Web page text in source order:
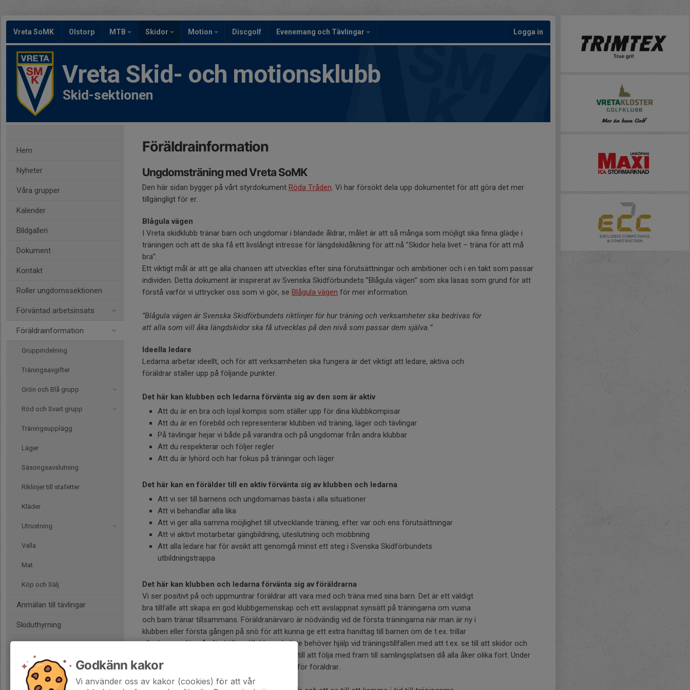
Vreta SoMK Olstorp MTB Skidor Motion Discgolf Evenemang och Tävlingar Logga in
Vreta Skid- och motionsklubb
Skid-sektionen
Hem
Nyheter
Våra grupper
Kalender
Bildgalleri
Dokument
Kontakt
Roller ungdomssektionen
Förväntad arbetsinsats
Föräldrainformation
Gruppindelning
Träningsavgifter
Grön och Blå grupp
Röd och Svart grupp
Träningsupplägg
Läger
Säsongsavslutning
Riklinjer till stafetter
Kläder
Utrustning
Valla
Mat
Köp och Sälj
Anmälan till tävlingar
Skiduthyrning
Tävlingskalendern
Föräldrainformation
Ungdomsträning med Vreta SoMK
Den här sidan bygger på vårt styrdokument Röda Tråden. Vi har försökt dela upp dokumentet för att göra det mer
tillgängligt för er.
Blågula vägen
I Vreta skidklubb tränar barn och ungdomar i blandade åldrar, målet är att så många som möjligt ska finna glädje i
träningen och att de ska få ett livslångt intresse för längdskidåkning för att nå ”Skidor hela livet – träna för att må
bra”.
Ett viktigt mål är att ge alla chansen att utvecklas efter sina förutsättningar och ambitioner och i en takt som passar
individen. Detta dokument är inspirerat av Svenska Skidförbundets ”Blågula vägen” som ska läsas som grund för att
förstå varför vi uttrycker oss som vi gör, se Blågula vägen för mer information.
”Blågula vägen är Svenska Skidförbundets riktlinjer för hur träning och verksamheter ska bedrivas för
att alla som vill åka längdskidor ska få utvecklas på den nivå som passar dem själva.”
Ideella ledare
Ledarna arbetar ideellt, och för att verksamheten ska fungera är det viktigt att ledare, aktiva och
föräldrar ställer upp på följande punkter.
Det här kan klubben och ledarna förvänta sig av den som är aktiv
Att du är en bra och lojal kompis som ställer upp för dina klubbkompisar
Att du är en förebild och representerar klubben vid träning, läger och tävlingar
På tävlingar hejar vi både på varandra och på ungdomar från andra klubbar
Att du respekterar och följer regler
Att du är lyhörd och har fokus på träningar och läger
Det här kan en förälder till en aktiv förvänta sig av klubben och ledarna
Att vi ser till barnens och ungdomarnas bästa i alla situationer
Att vi behandlar alla lika
Att vi ger alla samma möjlighet till utvecklande träning, efter var och ens förutsättningar
Att vi aktivt motarbetar gängbildning, uteslutning och mobbning
Att alla ledare har för avsikt att genomgå minst ett steg i Svenska Skidförbundets
utbildningstrappa
Det här kan klubben och ledarna förvänta sig av föräldrarna
Vi ser positivt på och uppmuntrar föräldrar att vara med och träna med sina barn. Det är ett väldigt
bra tillfälle att skapa en god klubbgemenskap och ett avslappnat synsätt på träningarna om vuxna
och barn tränar tillsammans. Föräldranärvaro är nödvändig vid de första träningarna när man är ny i
klubben eller första gången på snö för att kunna ge ett extra handtag till barnen om de t.ex. trillar
eller hamnar lite på efterkälken. Klubbens ledare behöver hjälp vid träningstillfällen med att t.ex. se till att skidor och
stavar är i ordning, att man kan komma hjälpa till att följa med fram till samlingsplatsen då alla åker olika fort. Under
respektive grupp har vi formulerat lite riktlinjer för föräldrar.
Godkänn kakor
Vi använder oss av kakor (cookies) för att vår